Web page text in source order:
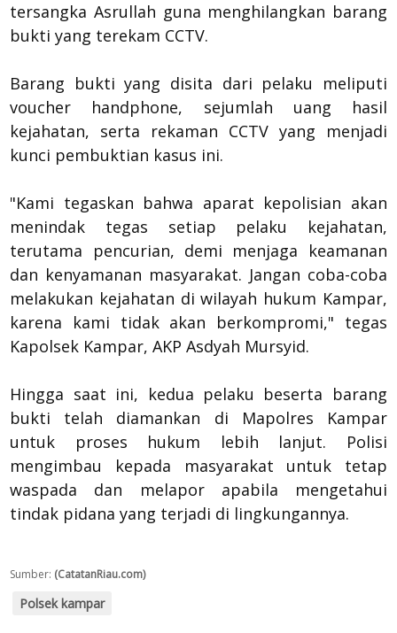
tersangka Asrullah guna menghilangkan barang
bukti yang terekam CCTV.
Barang bukti yang disita dari pelaku meliputi
voucher handphone, sejumlah uang hasil
kejahatan, serta rekaman CCTV yang menjadi
kunci pembuktian kasus ini.
"Kami tegaskan bahwa aparat kepolisian akan
menindak tegas setiap pelaku kejahatan,
terutama pencurian, demi menjaga keamanan
dan kenyamanan masyarakat. Jangan coba-coba
melakukan kejahatan di wilayah hukum Kampar,
karena kami tidak akan berkompromi," tegas
Kapolsek Kampar, AKP Asdyah Mursyid.
Hingga saat ini, kedua pelaku beserta barang
bukti telah diamankan di Mapolres Kampar
untuk proses hukum lebih lanjut. Polisi
mengimbau kepada masyarakat untuk tetap
waspada dan melapor apabila mengetahui
tindak pidana yang terjadi di lingkungannya.
Sumber: (CatatanRiau.com)
Polsek kampar